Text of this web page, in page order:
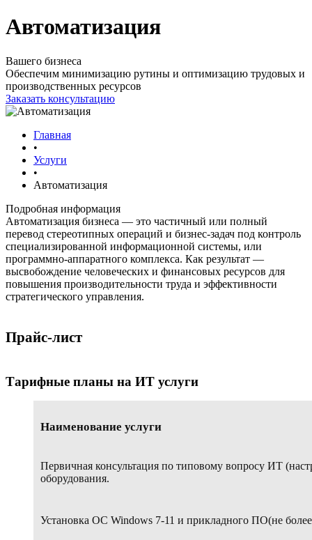
Автоматизация
Вашего бизнеса
Обеспечим минимизацию рутины и оптимизацию трудовых и
производственных ресурсов
Заказать консультацию
Главная
•
Услуги
•
Автоматизация
Подробная информация
Автоматизация бизнеса — это частичный или полный
перевод стереотипных операций и бизнес-задач под контроль
специализированной информационной системы, или
программно-аппаратного комплекса. Как результат —
высвобождение человеческих и финансовых ресурсов для
повышения производительности труда и эффективности
стратегического управления.
Прайс-лист
Тарифные планы на ИТ услуги
Наименование услуги
Первичная консультация по типовому вопросу
оборудования.
Установка ОС Windows 7-11 и прикладного ПО(не